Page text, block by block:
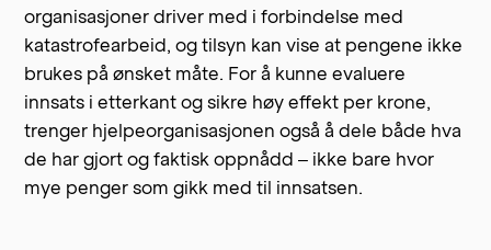
organisasjoner driver med i forbindelse med
katastrofearbeid, og tilsyn kan vise at pengene ikke
brukes på ønsket måte. For å kunne evaluere
innsats i etterkant og sikre høy effekt per krone,
trenger hjelpeorganisasjonen også å dele både hva
de har gjort og faktisk oppnådd – ikke bare hvor
mye penger som gikk med til innsatsen.